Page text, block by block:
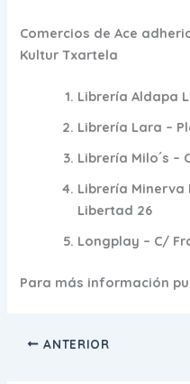
Comercios de Ace
Kultur Txartela
Librería Aldapa
Librería Lara –
Librería Milo´s –
Librería Minerva
Libertad 26
Longplay – C/
Para más información
ANTERIOR